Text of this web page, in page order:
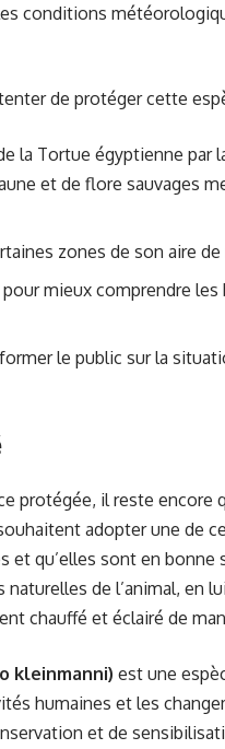
conditions
de protéger cette
la Tortue égyptienne par
et de flore sauvages
zones de son aire
mieux comprendre les
le public sur la
protégée, il reste encore
adopter une de
et qu’elles sont en
de l’animal, en
chauffé et éclairé de
kleinmanni) est une
humaines et les
et de